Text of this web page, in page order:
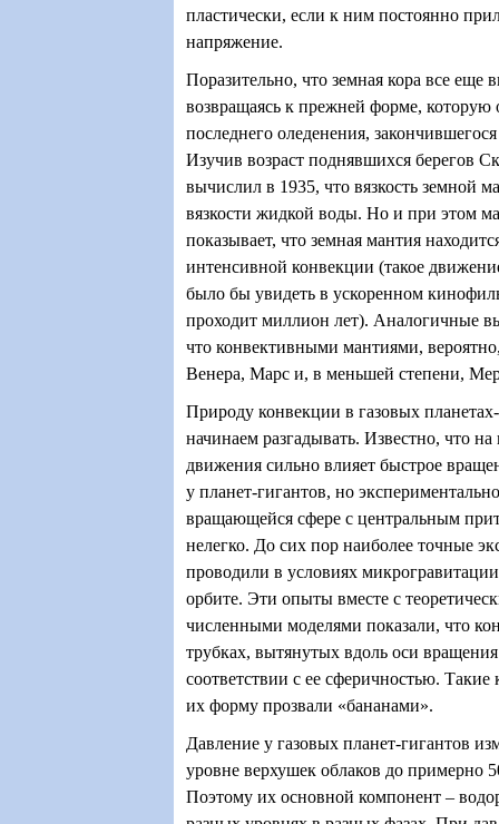
пластически, если к ним постоянно
напряжение.
Поразительно, что земная кора все еще
возвращаясь к прежней форме, которую
последнего оледенения,
Изучив возраст поднявшихся берегов
вычислил в 1935, что вязкость земной
вязкости жидкой воды. Но и при этом
показывает, что земная мантия
интенсивной конвекции (такое
было бы увидеть в ускоренном
проходит миллион лет). Аналогичные
что конвективными мантиями,
Венера, Марс и, в меньшей степени,
Природу конвекции в газовых
начинаем разгадывать. Известно, что
движения сильно влияет быстрое
у планет-гигантов, но
вращающейся сфере с центральным
нелегко. До сих пор наиболее точные
проводили в условиях
орбите. Эти опыты вместе с
численными моделями показали, что
трубках, вытянутых вдоль оси
соответствии с ее сферичностью. Такие
их форму прозвали «бананами».
Давление у газовых планет-гигантов
уровне верхушек облаков до примерно
Поэтому их основной компонент –